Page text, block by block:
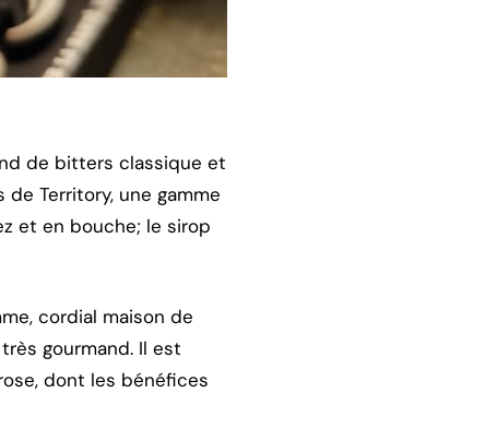
de bitters classique et
Territory, une gamme
et en bouche; le sirop
cordial maison de
gourmand. Il est
dont les bénéfices